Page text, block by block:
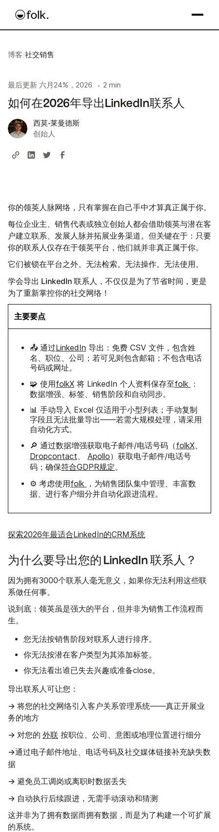
博客/社交销售
最后更新 六月24%，2026 • 2 min
如何在2026年导出LinkedIn联系人
西莫·莱曼德斯
创始人
你的领英人脉网络，只有掌握在自己手中才算真正属于你。
每位企业主、销售代表或独立创始人都会借助领英与潜在客
户建立联系、发展人脉并拓展业务渠道。但关键在于：只要
你的联系人仅存在于领英平台，他们就并非真正属于你。
它们被锁在平台之外。无法检索。无法操作。无法使用。
学会导出 LinkedIn 联系人， 不仅仅是为了节省时间，更是
为了重新掌控你的社交网络！
主要要点
📤 通过LinkedIn 导出：免费 CSV 文件，包含姓
名、职位、公司；若可见则包含邮箱；不包含电话
号码或网址。
🧩 使用folkX 将 LinkedIn 个人资料保存至folk
：
数据增强、标签、销售阶段和自动同步。
📊 手动导入 Excel 仅适用于小型列表；手动复制
字段且无法批量导出——若需大规模处理，请采用
自动化方式。
🔎 通过数据增强获取电子邮件/电话号码（folkX
Dropcontact
Apollo）获取电子邮件/电话号
码；确保符合GDPR规定。
⚙️ 考虑使用folk
，为销售团队集中管理、丰富数
据、进行客户细分并自动化跟进流程。
探索2026年最适合LinkedIn的CRM系统
为什么要导出您的 LinkedIn 联系人？
因为拥有3000个联系人毫无意义，如果你无法利用这些联
系做任何事。
说到底：领英虽是强大的平台，但并非为销售工作流程而
生。
您无法按销售阶段对联系人进行排序。
你无法按潜在客户类型为其添加标签。
你无法看出谁已失去兴趣或准备close。
导出联系人可让您：
→ 将您的社交网络引入客户关系管理系统——真正开展业
务的地方
→ 对您的 外联 按职位、公司、意图或地理位置进行细分
→通过电子邮件地址、电话号码及社交媒体链接补充缺失数
据
→ 避免员工调岗或离职时数据丢失
→ 自动执行后续跟进， 无需手动滚动和猜测
这并非为了拥有数据而拥有数据，而是为了构建一个可扩展
的系统。